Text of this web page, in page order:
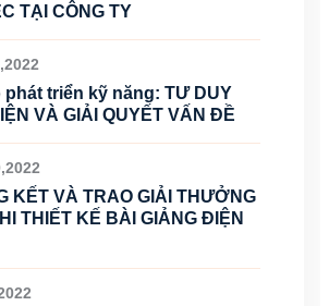
TẠI CÔNG TY
phát triển kỹ năng: TƯ DUY
VÀ GIẢI QUYẾT VẤN ĐỀ
KẾT VÀ TRAO GIẢI THƯỞNG
THIẾT KẾ BÀI GIẢNG ĐIỆN